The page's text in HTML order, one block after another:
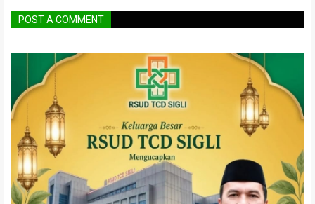
POST A COMMENT